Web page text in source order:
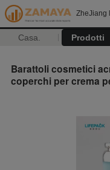
ZheJiang
Casa. Prodotti
Barattoli cosmetici
coperchi per crema